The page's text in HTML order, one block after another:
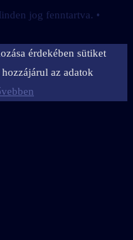
jog fenntartva. •
érdekében sütiket
az adatok